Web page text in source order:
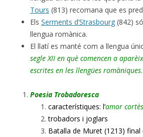
Tours (813) recomana que es
Els Serments d’Strasbourg (842)
llengua romànica.
El llatí es manté com a llengua
segle XII en què comencen a
escrites en les llengües romàniques.
Poesia Trobadoresca
característiques: l’amor cortès
trobadors i joglars
Batalla de Muret (1213)